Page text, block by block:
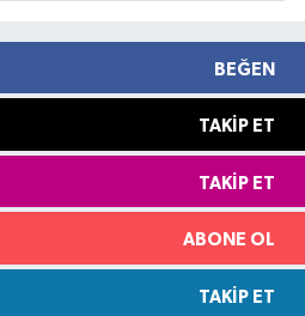
BEĞEN
TAKIP ET
TAKIP ET
ABONE OL
TAKIP ET